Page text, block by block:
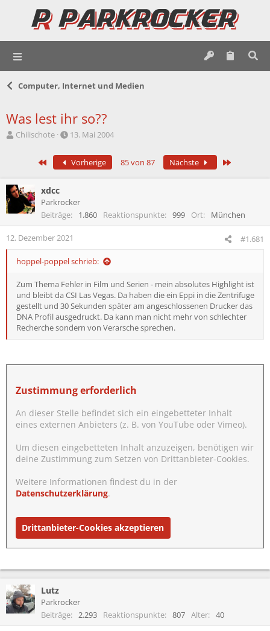
Computer, Internet und Medien
Was lest ihr so??
E
l
l
e
Chilischote
E
s
t
l
a
13. Mai 2004
Erste Vorherige 85 von 87 Nächste
xdcc
Parkrocker
Beiträge
1.860 Reaktionspunkte 999 Ort München
12. Dezember 2021 #1.681
hoppel-poppel schrieb:
Zum Thema Fehler in Film und Serien - mein absolutes Highlight ist
und bleibt da CSI Las Vegas. Da haben die ein Eppi in die Zentrifuge
gestellt und 30 Sekunden später am angeschlossenen Drucker das
DNA Profil ausgedruckt. Da kann man nicht mehr von schlechter
Recherche sondern von Verarsche sprechen.
Zustimmung erforderlich
An dieser Stelle befindet sich ein eingebetteter Inhalt
eines externen Anbieters (z. B. von YouTube oder Vimeo).
Um diesen eingebetteten Inhalt anzuzeigen, benötigen wir
deine Zustimmung zum Setzen von Drittanbieter-Cookies.
Weitere Informationen findest du in der
Datenschutzerklärung.
Drittanbieter-Cookies akzeptieren
Lutz
Parkrocker
Beiträge
2.293 Reaktionspunkte 807 Alter 40